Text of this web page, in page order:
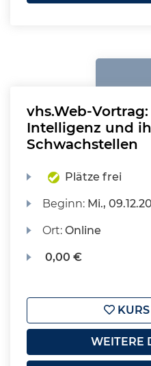
vhs.Web-
Intelligenz und
Schwachstellen
Plätze frei
Beginn: Mi.,
Ort:Online
0,00 €
KURS
WEITERE